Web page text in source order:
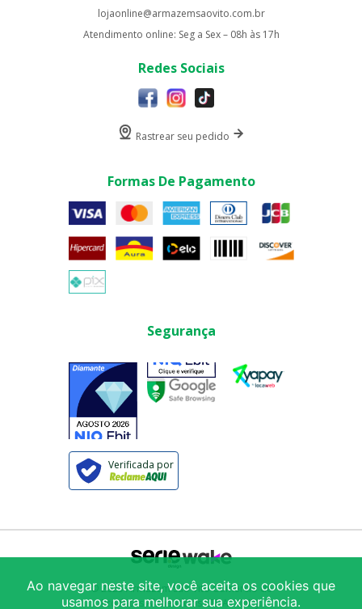
lojaonline@armazemsaovito.com.br
Atendimento online: Seg a Sex – 08h às 17h
Redes Sociais
Rastrear seu pedido
Formas De Pagamento
Segurança
Verificada por
© 2025Armazém São Vito Comércio de
Produtos Alimentícios LTDA/ CNPJ:
Ao navegar neste site, você aceita os cookies que
usamos para melhorar sua experiência.